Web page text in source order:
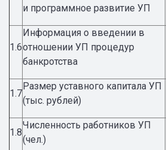
и программное развитие УП
1.6
Информация о введении в
отношении УП процедур
банкротства
1.7
Размер уставного капитала УП
(тыс. рублей)
1.8
Численность работников УП
(чел.)